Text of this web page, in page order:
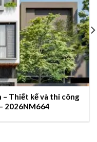
Thiết kế và thi công
2026NM664